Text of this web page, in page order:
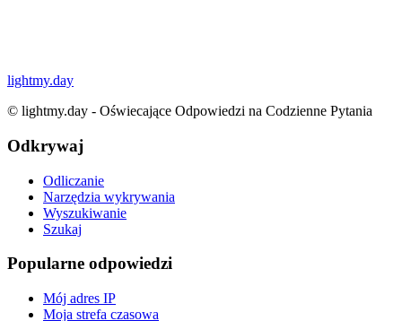
lightmy.day
© lightmy.day - Oświecające Odpowiedzi na Codzienne Pytania
Odkrywaj
Odliczanie
Narzędzia wykrywania
Wyszukiwanie
Szukaj
Popularne odpowiedzi
Mój adres IP
Moja strefa czasowa